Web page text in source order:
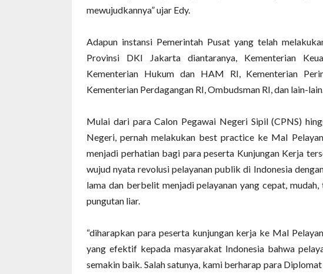
mewujudkannya” ujar Edy.
Adapun instansi Pemerintah Pusat yang telah
Provinsi DKI Jakarta diantaranya, Kementerian
Kementerian Hukum dan HAM RI, Kementerian
Kementerian Perdagangan RI, Ombudsman RI, dan lain-
Mulai dari para Calon Pegawai Negeri Sipil (CPNS)
Negeri, pernah melakukan best practice ke Mal
menjadi perhatian bagi para peserta Kunjungan Kerja
wujud nyata revolusi pelayanan publik di Indonesia
lama dan berbelit menjadi pelayanan yang cepat,
pungutan liar.
“diharapkan para peserta kunjungan kerja ke Mal
yang efektif kepada masyarakat Indonesia bahwa
semakin baik. Salah satunya, kami berharap para